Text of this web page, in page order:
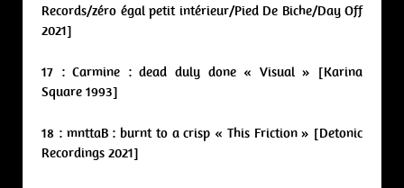
Records/zéro égal petit intérieur/Pied De Biche/Day Off
2021]
17 : Carmine : dead duly done « Visual » [Karina
Square 1993]
18 : mnttaB : burnt to a crisp « This Friction » [Detonic
Recordings 2021]